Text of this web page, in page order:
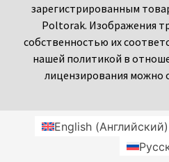
зарегистрированным
Poltorak. Изображения
собственностью их
нашей политикой в
лицензирования можно
English(Английский)